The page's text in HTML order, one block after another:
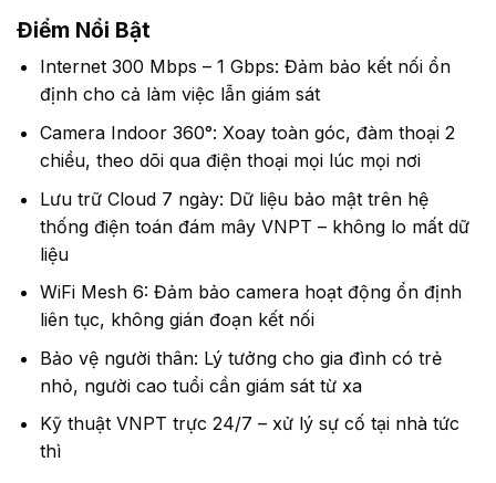
Điểm Nổi Bật
Internet 300 Mbps – 1 Gbps: Đảm bảo kết nối ổn
định cho cả làm việc lẫn giám sát
Camera Indoor 360°: Xoay toàn góc, đàm thoại 2
chiều, theo dõi qua điện thoại mọi lúc mọi nơi
Lưu trữ Cloud 7 ngày: Dữ liệu bảo mật trên hệ
thống điện toán đám mây VNPT – không lo mất dữ
liệu
WiFi Mesh 6: Đảm bảo camera hoạt động ổn định
liên tục, không gián đoạn kết nối
Bảo vệ người thân: Lý tưởng cho gia đình có trẻ
nhỏ, người cao tuổi cần giám sát từ xa
Kỹ thuật VNPT trực 24/7 – xử lý sự cố tại nhà tức
thì